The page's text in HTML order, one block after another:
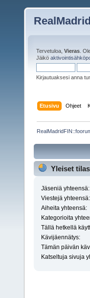
Tervetuloa, Vieras .
Jäikö
Kirjautuaksesi anna
Etusivu Ohjeet
Yleiset
Jäseniä yhteensä:
Viestejä yhteensä:
Aiheita yhteensä:
Kategorioita
Tällä hetkellä
Kävijäennätys:
Tämän päivän
Katseltuja sivuja